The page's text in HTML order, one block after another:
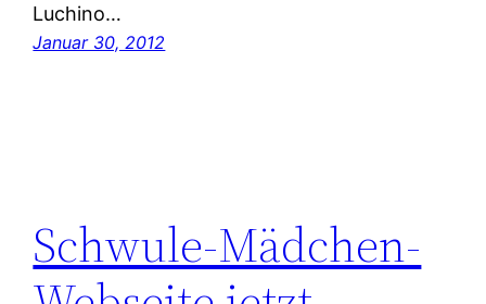
Luchino…
Januar 30, 2012
Schwule-Mädchen-